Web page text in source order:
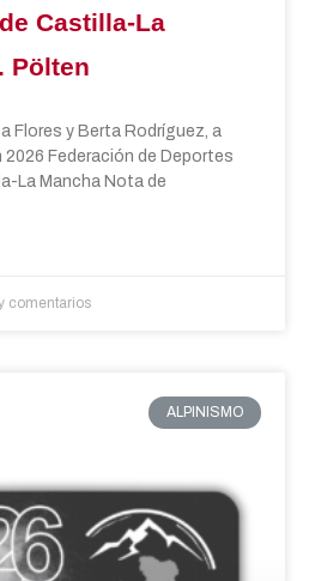
Castilla-La
Pölten
Flores y Berta Rodríguez, a
Federación de Deportes
La Mancha Nota de
comentarios
ALPINISMO